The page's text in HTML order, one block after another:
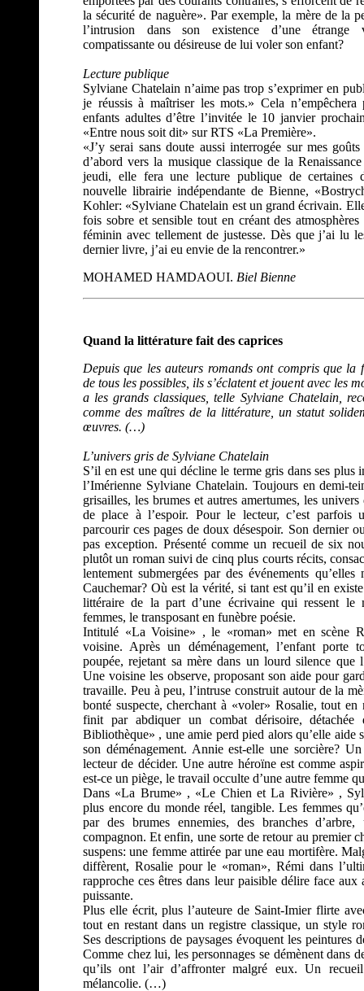
la sécurité de naguère». Par exemple, la mère de la
l’intrusion dans son existence d’une étrange
compatissante ou désireuse de lui voler son enfant?
Lecture publique
Sylviane Chatelain n’aime pas trop s’exprimer en
je réussis à maîtriser les mots.» Cela
enfants adultes d’être l’invitée le 10 janvier
«Entre nous soit dit» sur RTS «La Première».
«J’y serai sans doute aussi interrogée sur mes
d’abord vers la musique classique de la
jeudi, elle fera une lecture publique de certaines
nouvelle librairie indépendante de Bienne,
Kohler: «Sylviane Chatelain est un grand écrivain.
fois sobre et sensible tout en créant des
féminin avec tellement de justesse. Dès que j’ai lu
dernier livre, j’ai eu envie de la rencontrer.»
MOHAMED HAMDAOUI. Biel Bienne
Quand la littérature fait des caprices
Depuis que les auteurs romands ont compris que la
de tous les possibles, ils s’éclatent et jouent avec les
a les grands classiques, telle Sylviane Chatelain,
comme des maîtres de la littérature, un statut
œuvres. (…)
L’univers gris de Sylviane Chatelain
S’il en est une qui décline le terme gris dans ses plus
l’Imérienne Sylviane Chatelain. Toujours en demi-
grisailles, les brumes et autres amertumes, les
de place à l’espoir. Pour le lecteur, c’est parfois
parcourir ces pages de doux désespoir. Son dernier
pas exception. Présenté comme un recueil de six
plutôt un roman suivi de cinq plus courts récits,
lentement submergées par des événements
Cauchemar? Où est la vérité, si tant est qu’il en
littéraire de la part d’une écrivaine qui ressent le
femmes, le transposant en funèbre poésie.
Intitulé «La Voisine» , le «roman» met en scène
voisine. Après un déménagement, l’enfant porte
poupée, rejetant sa mère dans un lourd silence que
Une voisine les observe, proposant son aide pour
travaille. Peu à peu, l’intruse construit autour de la
bonté suspecte, cherchant à «voler» Rosalie, tout
finit par abdiquer un combat dérisoire,
Bibliothèque» , une amie perd pied alors qu’elle aide
son déménagement. Annie est-elle une sorcière?
lecteur de décider. Une autre héroïne est comme
est-ce un piège, le travail occulte d’une autre femme
Dans «La Brume» , «Le Chien et La Rivière» ,
plus encore du monde réel, tangible. Les femmes
par des brumes ennemies, des branches
compagnon. Et enfin, une sorte de retour au premier
suspens: une femme attirée par une eau mortifère.
diffèrent, Rosalie pour le «roman», Rémi dans
rapproche ces êtres dans leur paisible délire face aux
puissante.
Plus elle écrit, plus l’auteure de Saint-Imier flirte
tout en restant dans un registre classique, un style
Ses descriptions de paysages évoquent les peintures
Comme chez lui, les personnages se démènent dans
qu’ils ont l’air d’affronter malgré eux. Un
mélancolie. (…)